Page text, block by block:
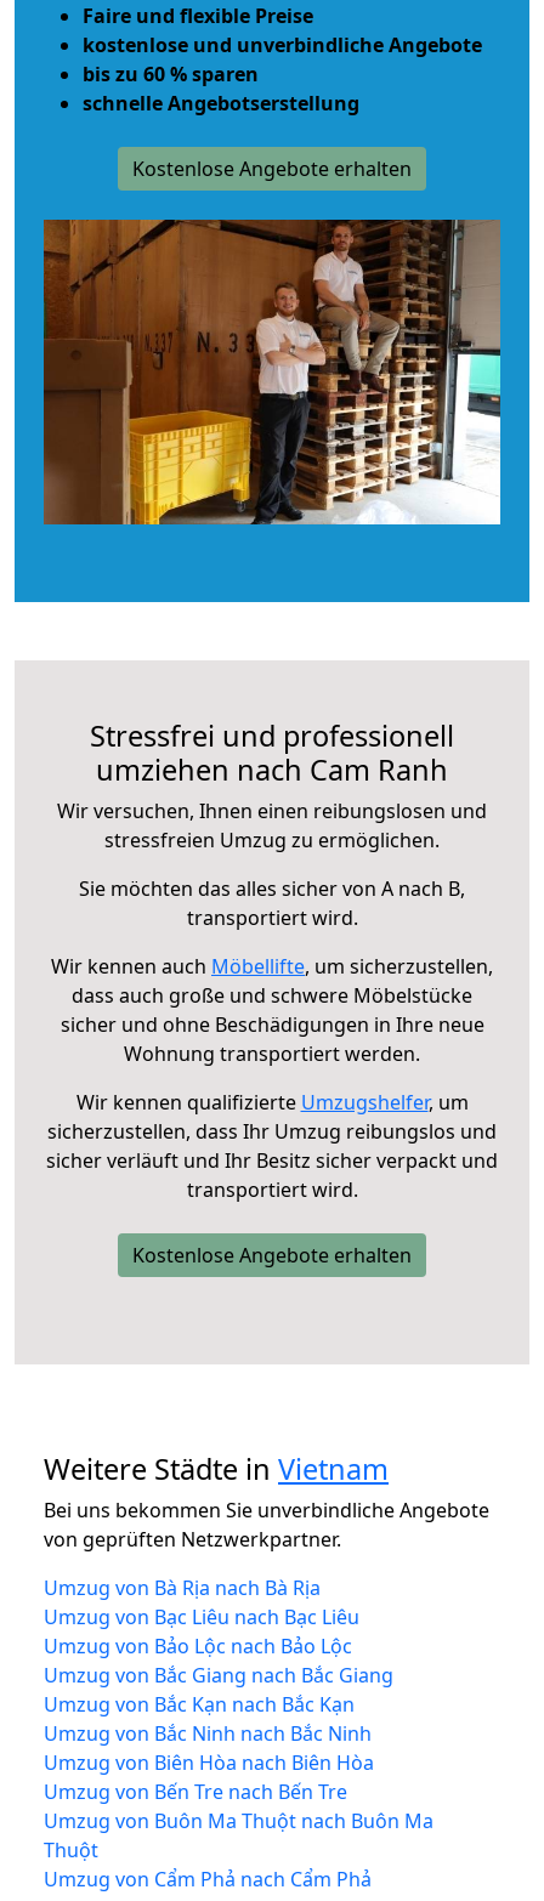
Faire und flexible Preise
kostenlose und unverbindliche Angebote
bis zu 60 % sparen
schnelle Angebotserstellung
Kostenlose Angebote erhalten
Stressfrei und professionell
umziehen nach Cam Ranh
Wir versuchen, Ihnen einen reibungslosen und
stressfreien Umzug zu ermöglichen.
Sie möchten das alles sicher von A nach B,
transportiert wird.
Wir kennen auch Möbellifte, um sicherzustellen,
dass auch große und schwere Möbelstücke
sicher und ohne Beschädigungen in Ihre neue
Wohnung transportiert werden.
Wir kennen qualifizierte Umzugshelfer, um
sicherzustellen, dass Ihr Umzug reibungslos und
sicher verläuft und Ihr Besitz sicher verpackt und
transportiert wird.
Kostenlose Angebote erhalten
Weitere Städte in Vietnam
Bei uns bekommen Sie unverbindliche Angebote
von geprüften Netzwerkpartner.
Umzug von Bà Rịa nach Bà Rịa
Umzug von Bạc Liêu nach Bạc Liêu
Umzug von Bảo Lộc nach Bảo Lộc
Umzug von Bắc Giang nach Bắc Giang
Umzug von Bắc Kạn nach Bắc Kạn
Umzug von Bắc Ninh nach Bắc Ninh
Umzug von Biên Hòa nach Biên Hòa
Umzug von Bến Tre nach Bến Tre
Umzug von Buôn Ma Thuột nach Buôn Ma
Thuột
Umzug von Cẩm Phả nach Cẩm Phả